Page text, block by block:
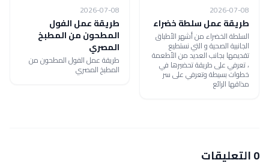
2026-07-08
طريقة عمل سلطة خضراء
السلطة الخضراء من أشهر الأطباق
الجانبية الصحية و التي نستطيع
تقديمها بجانب العديد من الأطعمة
، تعرفي على طريقة تحضيرها في
خطوات بسيطة وتعرفي على سر
مذاقها الرائع
2026-07-08
طريقة عمل الفول
المطحون من المطبخ
المصري
طريقة عمل الفول المطحون من
المطبخ المصري
0 التعليقات